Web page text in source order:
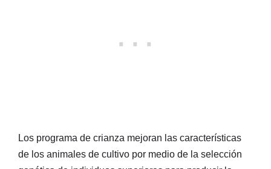
Los programa de crianza mejoran las características
de los animales de cultivo por medio de la selección